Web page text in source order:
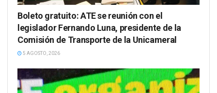
Boleto gratuito: ATE se reunión con el
legislador Fernando Luna, presidente de la
Comisión de Transporte de la Unicameral
5 AGOSTO, 2026